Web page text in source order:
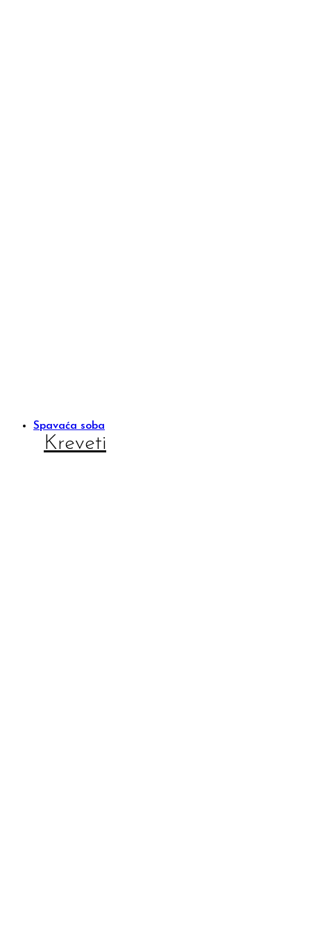
Spavaća soba
Kreveti